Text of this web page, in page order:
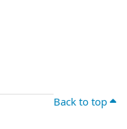
Back to top